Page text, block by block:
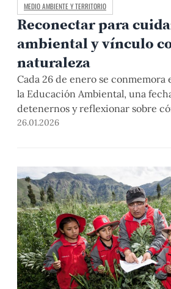
MEDIO AMBIENTE Y TERRITORIO
Reconectar para
ambiental y vínculo
naturaleza
Cada 26 de enero se conmemora
la Educación Ambiental, una
detenernos y reflexionar sobre
relacionarnos con la naturaleza y
biodiversos del planeta, esta
26.01.2026